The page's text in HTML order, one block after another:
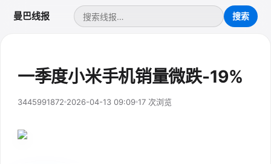
曼巴线报
一季度小米手机销量微跌-19%
3445991872 2026-04-13 09:09 17 次浏览